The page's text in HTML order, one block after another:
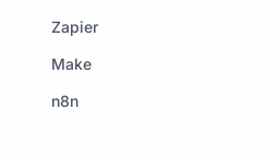
Zapier
Make
n8n